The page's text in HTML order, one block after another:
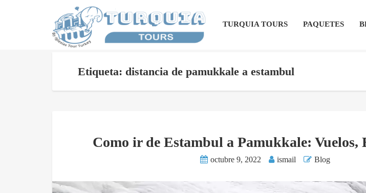
TURQUIA TOURS PAQUETES
Etiqueta: distancia de pamukkale a estambul
Como ir de Estambul a Pamukkale: Vuelos,
octubre 9, 2022 ismail Blog